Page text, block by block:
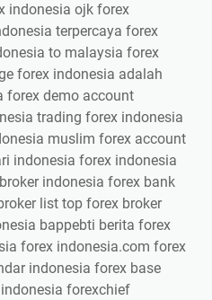
indonesia ojk forex
terpercaya forex
to malaysia forex
forex indonesia adalah
forex demo account
trading forex indonesia
muslim forex account
indonesia forex indonesia
indonesia forex bank
list top forex broker
bappebti berita forex
forex indonesia.com forex
indonesia forex base
forexchief